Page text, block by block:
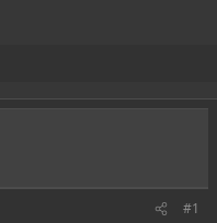
#1